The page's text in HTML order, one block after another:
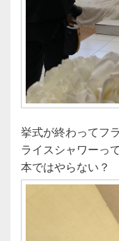
挙式が終わってフ
ライスシャワーっ
本ではやらない？